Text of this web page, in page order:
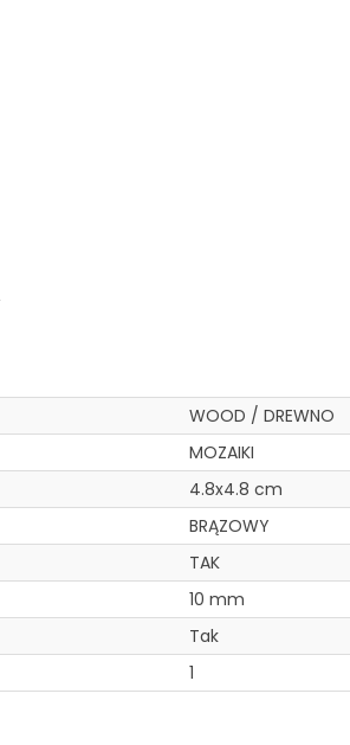
WOOD / DREWNO
MOZAIKI
4.8x4.8 cm
BRĄZOWY
TAK
10 mm
Tak
1